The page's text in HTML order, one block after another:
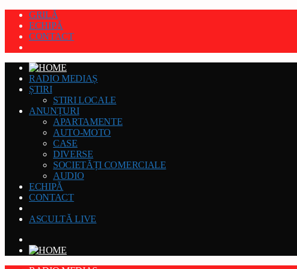
GRILĂ
ECHIPĂ
CONTACT
RADIO MEDIAȘ
ȘTIRI
STIRI LOCALE
ANUNȚURI
APARTAMENTE
AUTO-MOTO
CASE
DIVERSE
SOCIETĂȚI COMERCIALE
AUDIO
ECHIPĂ
CONTACT
ASCULTĂ LIVE